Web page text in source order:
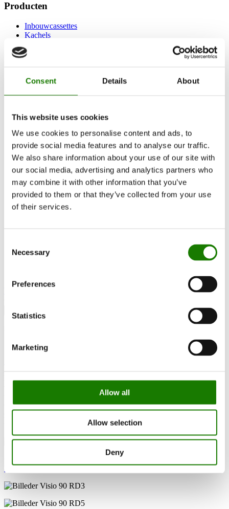
Consent Details About
This website uses cookies
We use cookies to personalise content and ads, to
provide social media features and to analyse our traffic.
We also share information about your use of our site with
our social media, advertising and analytics partners who
may combine it with other information that you’ve
provided to them or that they’ve collected from your use
of their services.
Selection
Necessary
Preferences
Statistics
Marketing
Allow all
Allow selection
Deny
Producten
Inbouwcassettes
Kachels
Bio-ethanol haarden
RAIS World
Overwegingen voor uw aankoop
Tips en advies
Zo kiest u de juiste houtkachel
Raak geïnspireerd
FAQ
Catalogi
Contact
Vind verdeler
Persfoto
In een Deense stad bevindt zich dit indrukwekkende penthouse,
waar stijl, licht en materiaalkeuze samenvloeien tot een
uitzonderlijke woonbeleving. Elk detail is zorgvuldig overwogen –
van het smaakvol geselecteerde interieur tot de manier waarop de
Centraal in de warme, uitnodigende sfeer van het huis staat de
Visio 90 RD– een architecturaal middelpunt.